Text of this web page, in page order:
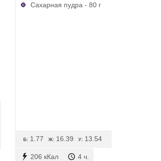
Сахарная пудра - 80 г
206 кКал 4 ч.
Б: 1.77 Ж: 16.39 У: 13.54